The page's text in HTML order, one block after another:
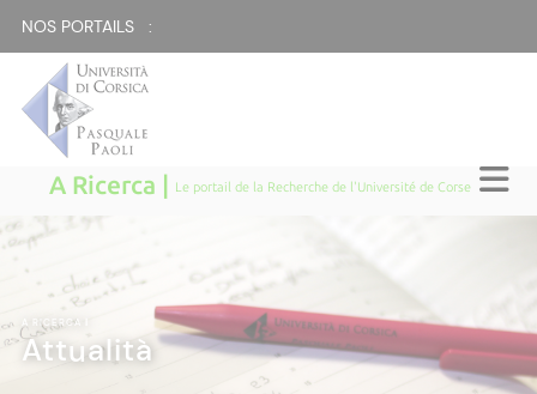
NOS PORTAILS :
A Ricerca | Le portail de la Recherche de l'Université de Corse
A RICERCA
Attualità